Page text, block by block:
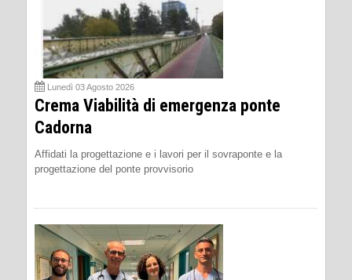
Lunedì 03 Agosto 2026
Crema Viabilità di emergenza ponte
Cadorna
Affidati la progettazione e i lavori per il sovraponte e la
progettazione del ponte provvisorio